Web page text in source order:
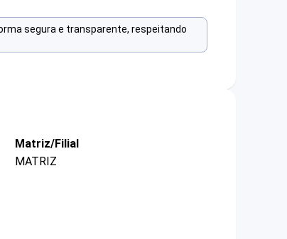
segura e transparente, respeitando
Matriz/Filial
MATRIZ